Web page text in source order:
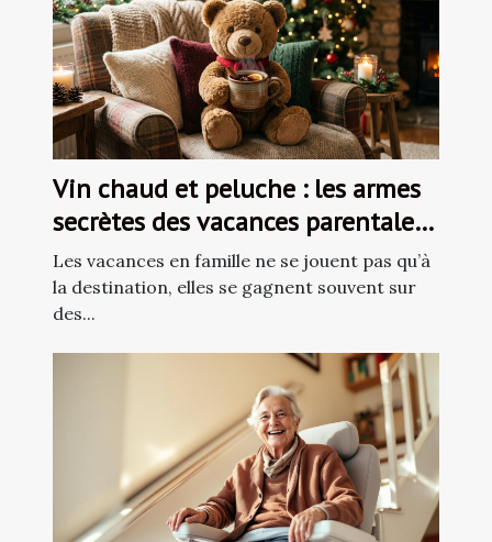
Vin chaud et peluche : les armes
secrètes des vacances parentales
zen
Les vacances en famille ne se jouent pas qu’à
la destination, elles se gagnent souvent sur
des...